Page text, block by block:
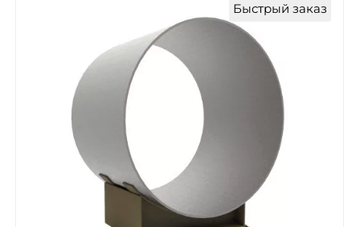
Быстрый заказ